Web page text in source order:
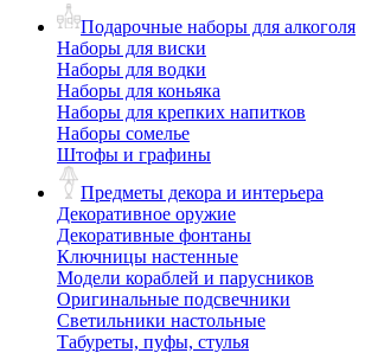
Подарочные наборы для алкоголя
Наборы для виски
Наборы для водки
Наборы для коньяка
Наборы для крепких напитков
Наборы сомелье
Штофы и графины
Предметы декора и интерьера
Декоративное оружие
Декоративные фонтаны
Ключницы настенные
Модели кораблей и парусников
Оригинальные подсвечники
Светильники настольные
Табуреты, пуфы, стулья